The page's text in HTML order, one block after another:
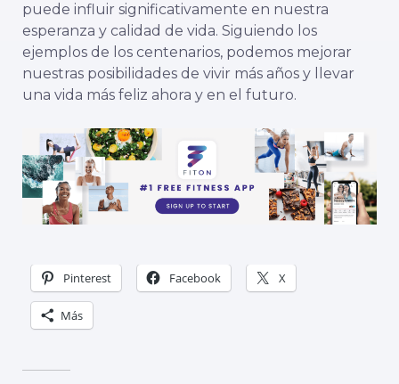
puede influir significativamente en nuestra
esperanza y calidad de vida. Siguiendo los
ejemplos de los centenarios, podemos mejorar
nuestras posibilidades de vivir más años y llevar
una vida más feliz ahora y en el futuro.
Pinterest Facebook X
Más